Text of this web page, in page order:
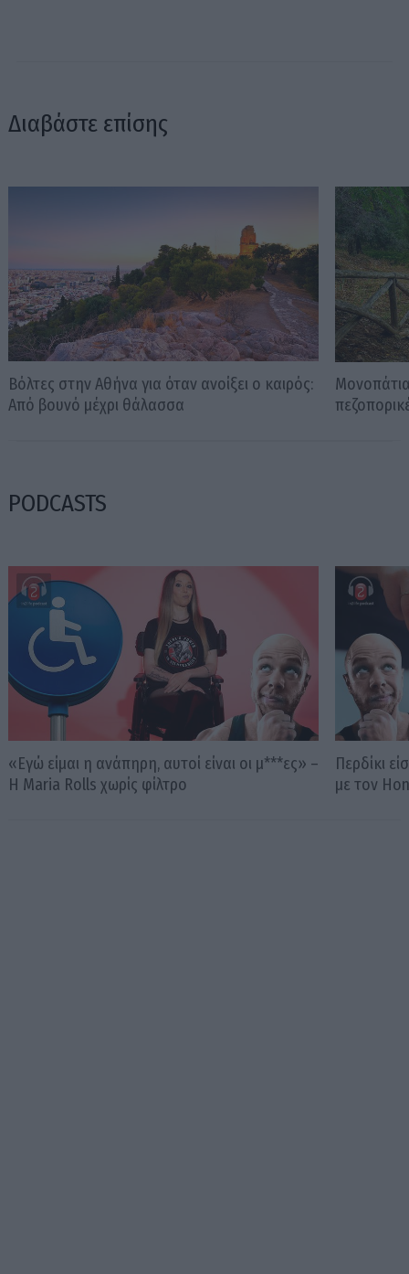
Διαβάστε επίσης
Βόλτες στην Αθήνα για όταν ανοίξει ο καιρός:
Από βουνό μέχρι θάλασσα
PODCASTS
«Εγώ είμαι η ανάπηρη, αυτοί είναι οι μ***ες» –
Η Maria Rolls χωρίς φίλτρο
Περδίκι
με τον